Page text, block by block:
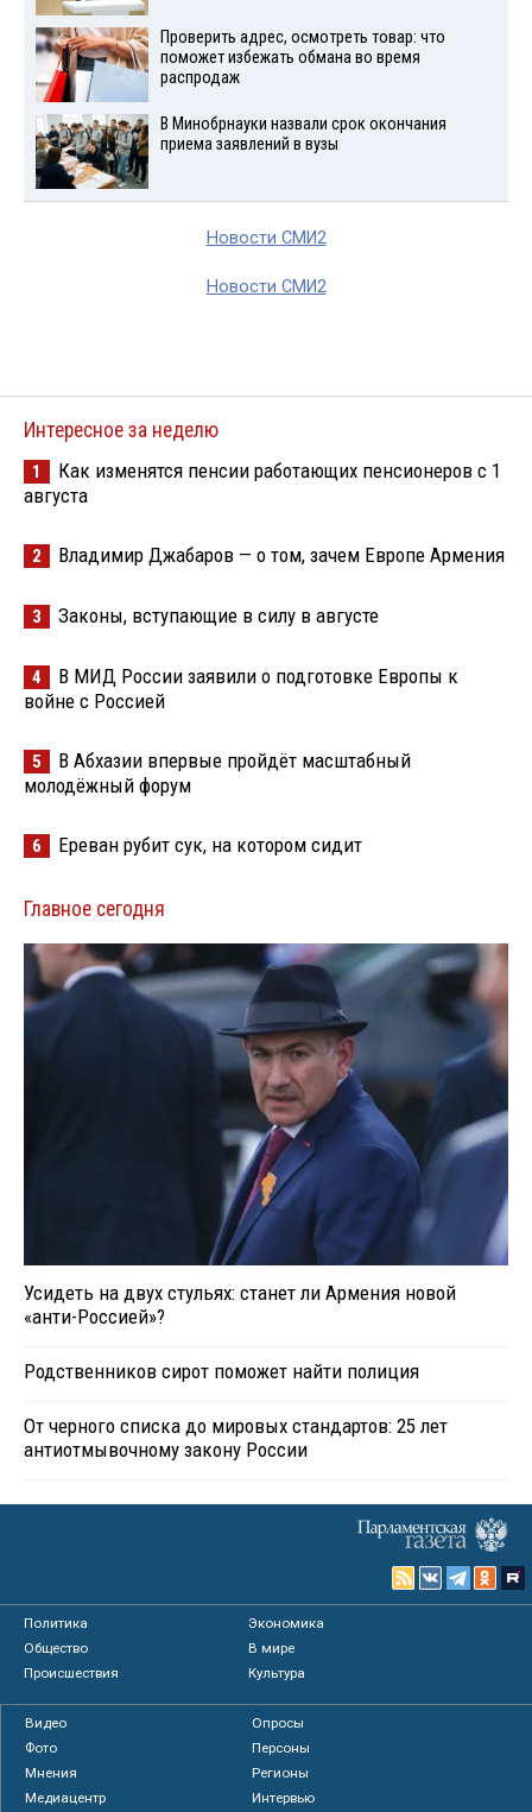
Проверить адрес, осмотреть товар: что
поможет избежать обмана во время
распродаж
В Минобрнауки назвали срок окончания
приема заявлений в вузы
Новости СМИ2
Новости СМИ2
Интересное за неделю
1
Как изменятся пенсии работающих пенсионеров с 1
августа
2 Владимир Джабаров — о том, зачем Европе Армения
3 Законы, вступающие в силу в августе
4
В МИД России заявили о подготовке Европы к
войне с Россией
5
В Абхазии впервые пройдёт масштабный
молодёжный форум
6 Ереван рубит сук, на котором сидит
Главное сегодня
Усидеть на двух стульях: станет ли Армения новой
«анти-Россией»?
Родственников сирот поможет найти полиция
От черного списка до мировых стандартов: 25 лет
антиотмывочному закону России
Политика
Экономика
Общество
В мире
Происшествия
Культура
Видео
Опросы
Фото
Персоны
Мнения
Регионы
Медиацентр
Интервью